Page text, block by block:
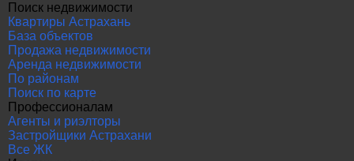
Поиск недвижимости
Квартиры Астрахань
База объектов
Продажа недвижимости
Аренда недвижимости
По районам
Поиск по карте
Профессионалам
Агенты и риэлторы
Застройщики Астрахани
Все ЖК